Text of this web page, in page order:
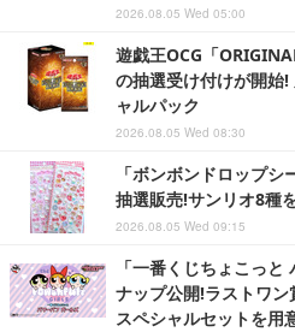
2026.08.05 Wed 05:00
遊戯王OCG「
の抽選受け付けが開始
ャルパック
2026.08.05 Wed 08:30
「ボンボンドロップ
抽選販売!サンリオ8種
2026.08.05 Wed 09:15
「一番くじちょこっ
ナップ公開!ラストワ
スペシャルセットを用